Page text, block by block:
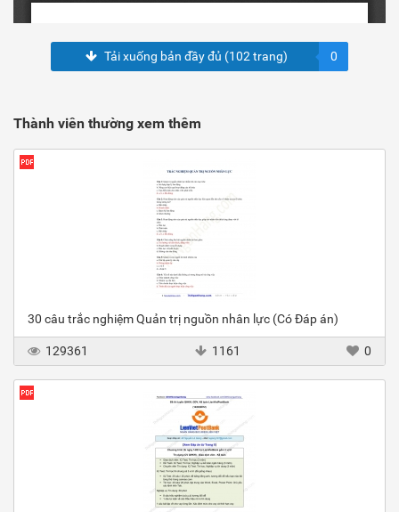
Tải xuống bản đầy đủ (102 trang) 0
Thành viên thường xem thêm
30 câu trắc nghiệm Quản trị nguồn nhân lực (Có Đáp án)
129361 1161 0